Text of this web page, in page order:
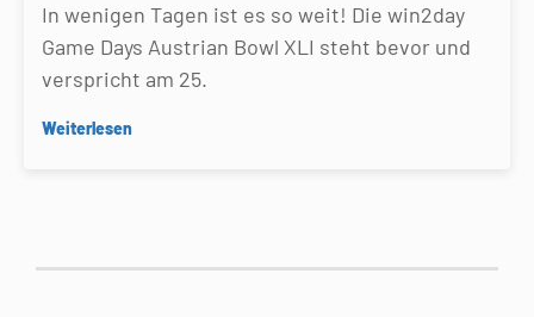
In wenigen Tagen ist es so weit! Die win2day
Game Days Austrian Bowl XLI steht bevor und
verspricht am 25.
Weiterlesen